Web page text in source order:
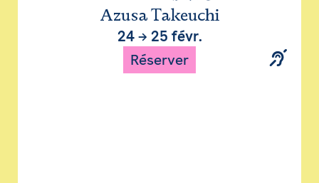
Azusa Takeuchi
24→ 25 févr.
Réserver